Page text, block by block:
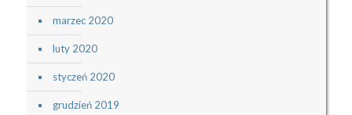
marzec 2020
luty 2020
styczeń 2020
grudzień 2019